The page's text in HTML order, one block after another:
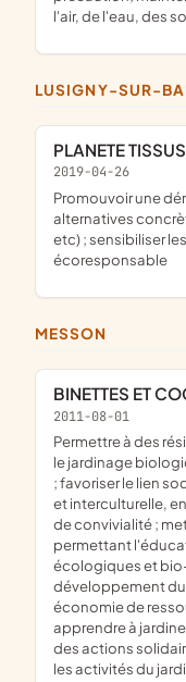
l'air, de l'eau, des
LUSIGNY-SUR-
PLANETE TISSUS
2019-04-26
promouvoir une démarche écologique, en proposant des
alternatives
etc) ; sensibiliser
écoresponsable
MESSON
BINETTES ET
2011-08-01
permettre à des résidents du village de Messon de pratiquer
le jardinage
; favoriser le lien
et interculturelle,
de convivialité ;
permettant
écologiques et
développement
économie de
apprendre à
des actions
les activités du